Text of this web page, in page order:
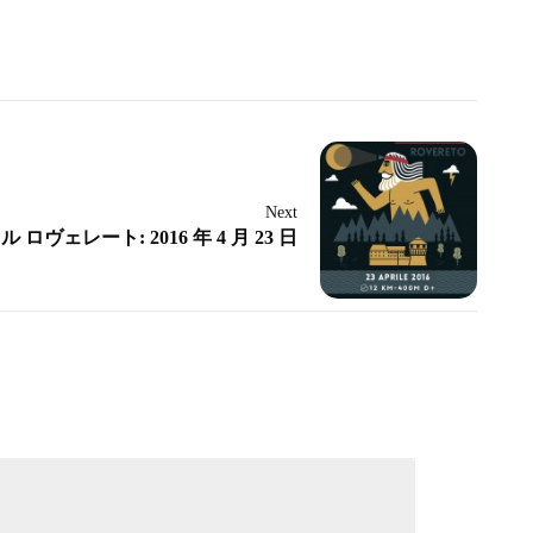
Next
ロヴェレート: 2016 年 4 月 23 日